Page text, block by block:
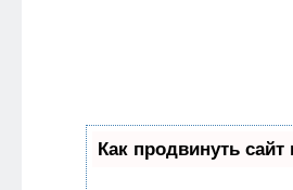
СТИЛЬ
ЖИЗНИ
Как продвинуть